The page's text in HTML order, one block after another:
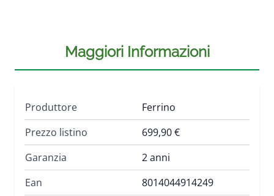
Maggiori Informazioni
Produttore
Ferrino
Prezzo listino
699,90 €
Garanzia
2 anni
Ean
8014044914249